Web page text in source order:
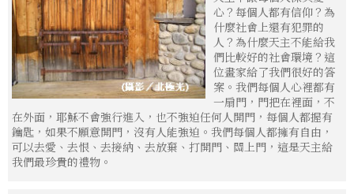
心？每個人都有信仰？為
什麼社會上還有犯罪的
人？為什麼天主不能給我
們比較好的社會環境？這
位畫家給了我們很好的答
案。我們每個人心裡都有
一扇門，門把在裡面，不
在外面，耶穌不會強行進入，也不強迫任何人開門，每個人都握有
鑰匙，如果不願意開門，沒有人能強迫。我們每個人都擁有自由，
可以去愛、去恨、去接納、去放棄、打開門、關上門，這是天主給
我們最珍貴的禮物。